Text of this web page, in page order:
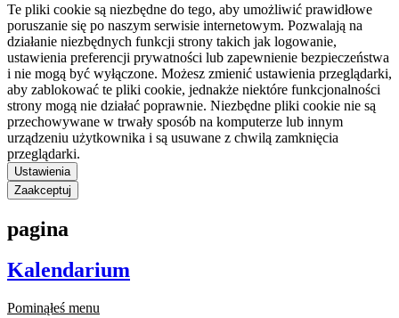
Te pliki cookie są niezbędne do tego, aby umożliwić prawidłowe
poruszanie się po naszym serwisie internetowym. Pozwalają na
działanie niezbędnych funkcji strony takich jak logowanie,
ustawienia preferencji prywatności lub zapewnienie bezpieczeństwa
i nie mogą być wyłączone. Możesz zmienić ustawienia przeglądarki,
aby zablokować te pliki cookie, jednakże niektóre funkcjonalności
strony mogą nie działać poprawnie. Niezbędne pliki cookie nie są
przechowywane w trwały sposób na komputerze lub innym
urządzeniu użytkownika i są usuwane z chwilą zamknięcia
przeglądarki.
Ustawienia
Zaakceptuj
pagina
Kalendarium
Pominąłeś menu